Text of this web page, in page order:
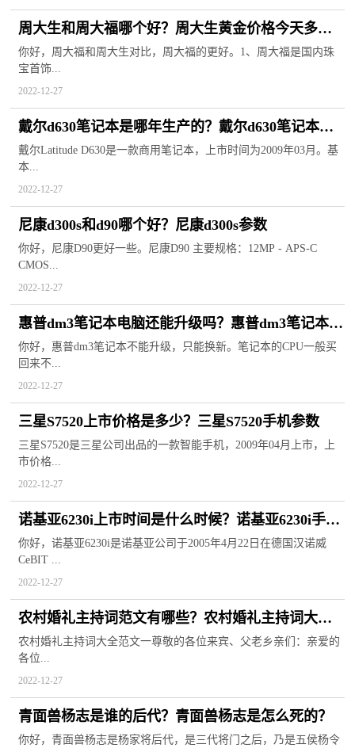
周大生和周大福哪个好？周大生黄金价格今天多少
一克？
你好，周大福和周大生对比，周大福的更好。1、周大福是国内珠
宝首饰...
2022-12-27
戴尔d630笔记本是哪年生产的？戴尔d630笔记本参
数
戴尔Latitude D630是一款商用笔记本，上市时间为2009年03月。基
本...
2022-12-27
尼康d300s和d90哪个好？尼康d300s参数
你好，尼康D90更好一些。尼康D90 主要规格：12MP - APS-C
CMOS...
2022-12-27
惠普dm3笔记本电脑还能升级吗？惠普dm3笔记本参
数
你好，惠普dm3笔记本不能升级，只能换新。笔记本的CPU一般买
回来不...
2022-12-27
三星S7520上市价格是多少？三星S7520手机参数
三星S7520是三星公司出品的一款智能手机，2009年04月上市，上
市价格...
2022-12-27
诺基亚6230i上市时间是什么时候？诺基亚6230i手机
能装4G卡吗？
你好，诺基亚6230i是诺基亚公司于2005年4月22日在德国汉诺威
CeBIT ...
2022-12-27
农村婚礼主持词范文有哪些？农村婚礼主持词大全
完整版
农村婚礼主持词大全范文一尊敬的各位来宾、父老乡亲们：亲爱的
各位...
2022-12-27
青面兽杨志是谁的后代？青面兽杨志是怎么死的？
你好，青面兽杨志是杨家将后代，是三代将门之后，乃是五侯杨令